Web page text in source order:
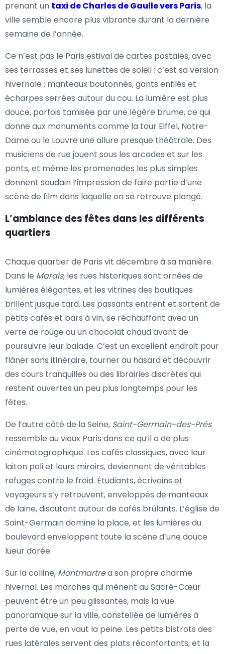
prenant un taxi de Charles de Gaulle vers Paris, la
ville semble encore plus vibrante durant la dernière
semaine de l’année.
Ce n’est pas le Paris estival de cartes postales, avec
ses terrasses et ses lunettes de soleil ; c’est sa version
hivernale : manteaux boutonnés, gants enfilés et
écharpes serrées autour du cou. La lumière est plus
douce, parfois tamisée par une légère brume, ce qui
donne aux monuments comme la tour Eiffel, Notre-
Dame ou le Louvre une allure presque théâtrale. Des
musiciens de rue jouent sous les arcades et sur les
ponts, et même les promenades les plus simples
donnent soudain l’impression de faire partie d’une
scène de film dans laquelle on se retrouve plongé.
L’ambiance des fêtes dans les différents
quartiers
Chaque quartier de Paris vit décembre à sa manière.
Dans le Marais, les rues historiques sont ornées de
lumières élégantes, et les vitrines des boutiques
brillent jusque tard. Les passants entrent et sortent de
petits cafés et bars à vin, se réchauffant avec un
verre de rouge ou un chocolat chaud avant de
poursuivre leur balade. C’est un excellent endroit pour
flâner sans itinéraire, tourner au hasard et découvrir
des cours tranquilles ou des librairies discrètes qui
restent ouvertes un peu plus longtemps pour les
fêtes.
De l’autre côté de la Seine, Saint-Germain-des-Prés
ressemble au vieux Paris dans ce qu’il a de plus
cinématographique. Les cafés classiques, avec leur
laiton poli et leurs miroirs, deviennent de véritables
refuges contre le froid. Étudiants, écrivains et
voyageurs s’y retrouvent, enveloppés de manteaux
de laine, discutant autour de cafés brûlants. L’église de
Saint-Germain domine la place, et les lumières du
boulevard enveloppent toute la scène d’une douce
lueur dorée.
Sur la colline, Montmartrea son propre charme
hivernal. Les marches qui mènent au Sacré-Cœur
peuvent être un peu glissantes, mais la vue
panoramique sur la ville, constellée de lumières à
perte de vue, en vaut la peine. Les petits bistrots des
rues latérales servent des plats réconfortants, et la